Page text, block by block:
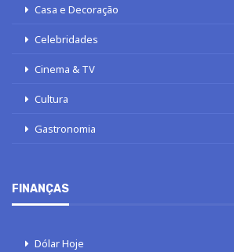
Casa e Decoração
Celebridades
Cinema & TV
Cultura
Gastronomia
FINANÇAS
Dólar Hoje